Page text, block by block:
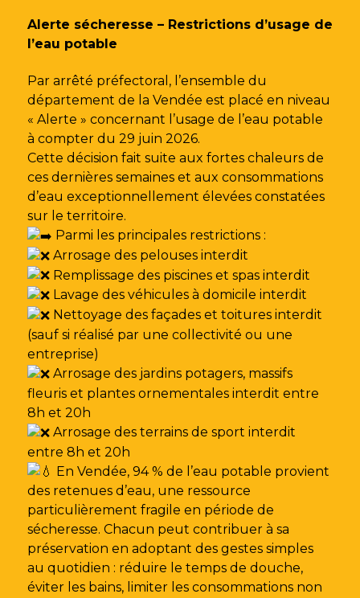
Alerte sécheresse – Restrictions d’usage de
l’eau potable
Par arrêté préfectoral, l’ensemble du
département de la Vendée est placé en niveau
« Alerte » concernant l’usage de l’eau potable
à compter du 29 juin 2026.
Cette décision fait suite aux fortes chaleurs de
ces dernières semaines et aux consommations
d’eau exceptionnellement élevées constatées
sur le territoire.
Parmi les principales restrictions :
Arrosage des pelouses interdit
Remplissage des piscines et spas interdit
Lavage des véhicules à domicile interdit
Nettoyage des façades et toitures interdit
(sauf si réalisé par une collectivité ou une
entreprise)
Arrosage des jardins potagers, massifs
fleuris et plantes ornementales interdit entre
8h et 20h
Arrosage des terrains de sport interdit
entre 8h et 20h
En Vendée, 94 % de l’eau potable provient
des retenues d’eau, une ressource
particulièrement fragile en période de
sécheresse. Chacun peut contribuer à sa
préservation en adoptant des gestes simples
au quotidien : réduire le temps de douche,
éviter les bains, limiter les consommations non